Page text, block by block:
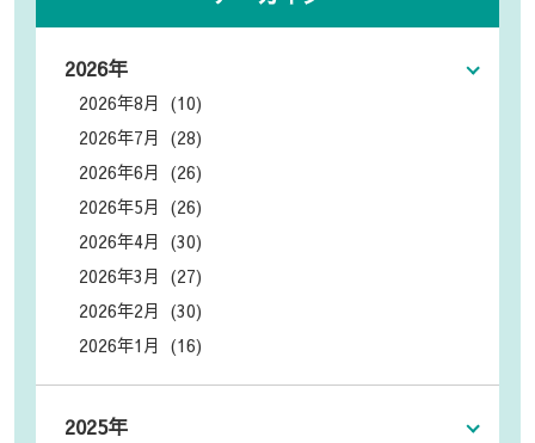
2026年
2026年8月 (10)
2026年7月 (28)
2026年6月 (26)
2026年5月 (26)
2026年4月 (30)
2026年3月 (27)
2026年2月 (30)
2026年1月 (16)
2025年